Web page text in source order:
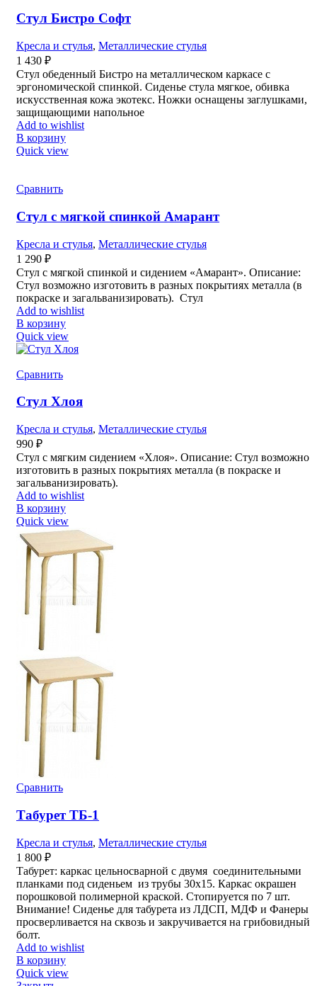
Стул Бистро Софт
Кресла и стулья, Металлические стулья
1 430 ₽
Стул обеденный Бистро на металлическом каркасе с
эргономической спинкой. Сиденье стула мягкое, обивка
искусственная кожа экотекс. Ножки оснащены заглушками,
защищающими напольное
Add to wishlist
В корзину
Quick view
Сравнить
Стул с мягкой спинкой Амарант
Кресла и стулья, Металлические стулья
1 290 ₽
Стул с мягкой спинкой и сидением «Амарант». Описание:
Стул возможно изготовить в разных покрытиях металла (в
покраске и загальванизировать). Стул
Add to wishlist
В корзину
Quick view
Сравнить
Стул Хлоя
Кресла и стулья, Металлические стулья
990 ₽
Стул с мягким сидением «Хлоя». Описание: Стул возможно
изготовить в разных покрытиях металла (в покраске и
загальванизировать).
Add to wishlist
В корзину
Quick view
Сравнить
Табурет ТБ-1
Кресла и стулья, Металлические стулья
1 800 ₽
Табурет: каркас цельносварной с двумя соединительными
планками под сиденьем из трубы 30х15. Каркас окрашен
порошковой полимерной краской. Стопируется по 7 шт.
Внимание! Сиденье для табурета из ЛДСП, МДФ и Фанеры
просверливается на сквозь и закручивается на грибовидный
болт.
Add to wishlist
В корзину
Quick view